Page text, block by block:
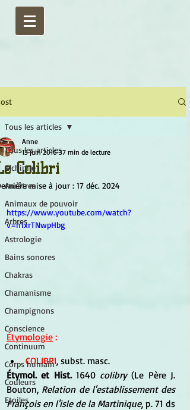
Tous les articles
Alchimie
Ancêtres
Animaux de pouvoir
Arbres
Astrologie
Bains sonores
Chakras
Chamanisme
Champignons
Conscience
Continuum
Corps humain
Couleurs
Etoiles
Tous les articles
Colibri
Anne
13 juin 2016 37 min de lecture
mise à jour : 17 déc. 2024
https://www.youtube.com/watch?
v=n1xrTNwpHbg
Étymologie :
COLIBRI, subst. masc.
Étymol. et Hist. 1640 colibry (Le Père J.
Bouton, Relation de l'establissement des
François en l'isle de la Martinique